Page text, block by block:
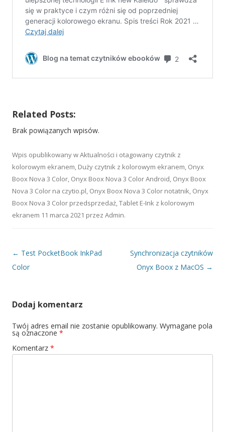
Related Posts:
Brak powiązanych wpisów.
Wpis opublikowany wAktualności i otagowany czytnik z
kolorowym ekranem Duży czytnik z kolorowym ekranem Onyx
Boox Nova 3 Color Onyx Boox Nova 3 Color Android Onyx Boox
Nova 3 Color na czytio.pl Onyx Boox Nova 3 Color notatnik Onyx
Boox Nova 3 Color przedsprzedaż Tablet E-Ink z kolorowym
ekranem 11 marca 2021 przez Admin.
Nawigacja wpisu
← Test PocketBook InkPad
Color
Synchronizacja czytników
Onyx Boox z MacOS →
Dodaj komentarz
Twój adres email nie zostanie opublikowany. Wymagane pola
są oznaczone *
Komentarz *